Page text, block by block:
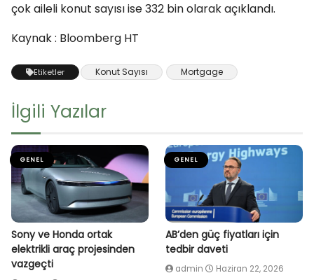
çok aileli konut sayısı ise 332 bin olarak açıklandı.
Kaynak : Bloomberg HT
Etiketler Konut Sayısı Mortgage
İlgili Yazılar
GENEL
Sony ve Honda ortak
elektrikli araç projesinden
vazgeçti
GENEL
AB’den güç fiyatları için
tedbir daveti
admin Haziran 22, 2026